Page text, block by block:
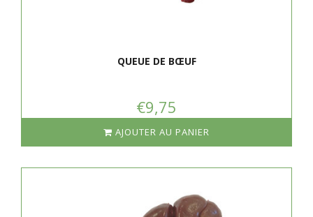
QUEUE DE BŒUF
€9,75
AJOUTER AU PANIER